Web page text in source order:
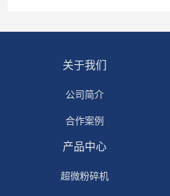
关于我们
公司简介
合作案例
产品中心
超微粉碎机